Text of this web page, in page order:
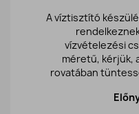
A víztisztító
vízvételezési
méretű, kérjük,
rovatában